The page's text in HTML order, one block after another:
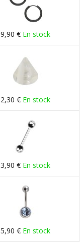
9,90 € En stock
2,30 € En stock
3,90 € En stock
5,90 € En stock